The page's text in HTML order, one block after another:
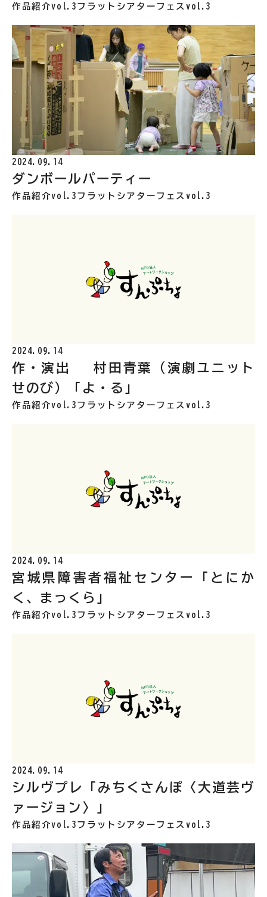
作品紹介vol.3 フラットシアターフェスvol.3
2024.09.14
ダンボールパーティー
作品紹介vol.3 フラットシアターフェスvol.3
2024.09.14
作・演出 村田青葉（演劇ユニット
せのび）「よ・る」
作品紹介vol.3 フラットシアターフェスvol.3
2024.09.14
宮城県障害者福祉センター「とにか
く、まっくら」
作品紹介vol.3 フラットシアターフェスvol.3
2024.09.14
シルヴプレ「みちくさんぽ〈大道芸ヴ
ァージョン〉」
作品紹介vol.3 フラットシアターフェスvol.3